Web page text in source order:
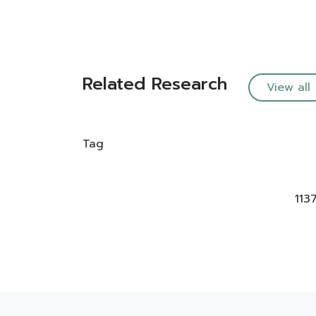
Related Research View all
Tag